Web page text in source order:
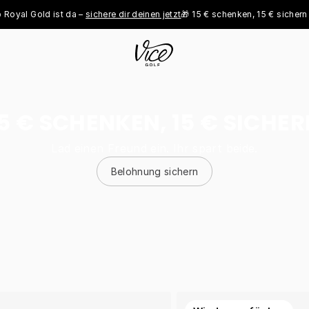
Gold ist da – sichere dir deinen jetzt🎁 15 € schenken, 15 € sichern - jetzt
Belohnung sichern